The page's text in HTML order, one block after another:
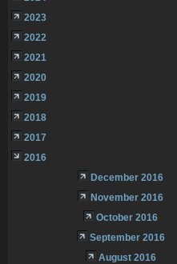
2023
2022
2021
2020
2019
2018
2017
2016
December 2016
November 2016
October 2016
September 2016
August 2016